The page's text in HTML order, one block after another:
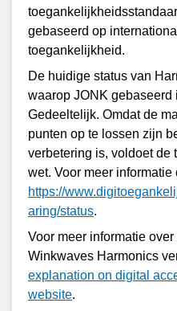
gebaseerd op
toegankelijkheid.
De huidige status van
waarop JONK gebaseerd
Gedeeltelijk. Omdat de
punten op te lossen zijn
verbetering is, voldoet de
wet. Voor meer
https://
aring/status.
Voor meer informatie
Winkwaves Harmonics
explanation on digital
website.